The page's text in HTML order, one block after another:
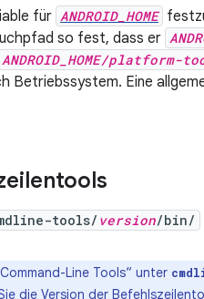
für ANDROID_HOME
so fest, dass er
ANDROID_HOME/platform-
Betriebssystem. Eine
tools/ version/bin/
Line Tools“ unter
die Version der